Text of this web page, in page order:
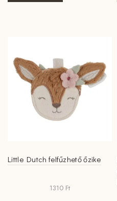
Little Dutch felfűzhető őzike
1310 Ft